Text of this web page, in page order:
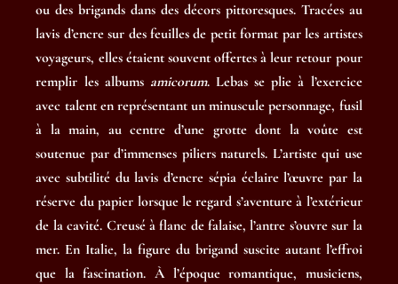
ou des brigands dans des décors pittoresques. Tracées au
lavis d’encre sur des feuilles de petit format par les artistes
voyageurs, elles étaient souvent offertes à leur retour pour
remplir les albums amicorum. Lebas se plie à l’exercice
avec talent en représentant un minuscule personnage, fusil
à la main, au centre d’une grotte dont la voûte est
soutenue par d’immenses piliers naturels. L’artiste qui use
avec subtilité du lavis d’encre sépia éclaire l’œuvre par la
réserve du papier lorsque le regard s’aventure à l’extérieur
de la cavité. Creusé à flanc de falaise, l’antre s’ouvre sur la
mer. En Italie, la figure du brigand suscite autant l’effroi
que la fascination. À l’époque romantique, musiciens,